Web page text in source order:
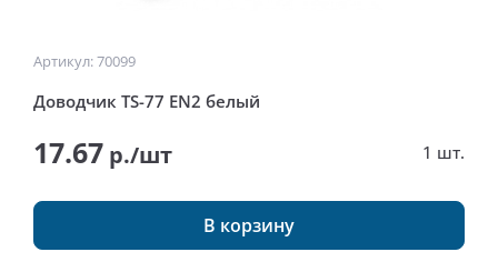
Артикул: 70099
Доводчик TS-77 EN2 белый
17.67 р./шт 1 шт.
В корзину